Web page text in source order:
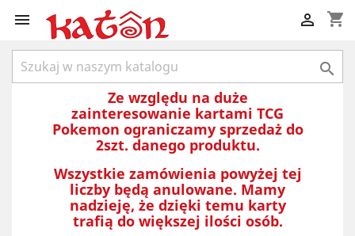
 shopping_cart


Ze względu na duże
zainteresowanie kartami TCG
Pokemon ograniczamy sprzedaż do
2szt. danego produktu.
Wszystkie zamówienia powyżej tej
liczby będą anulowane. Mamy
nadzieję, że dzięki temu karty
trafią do większej ilości osób.